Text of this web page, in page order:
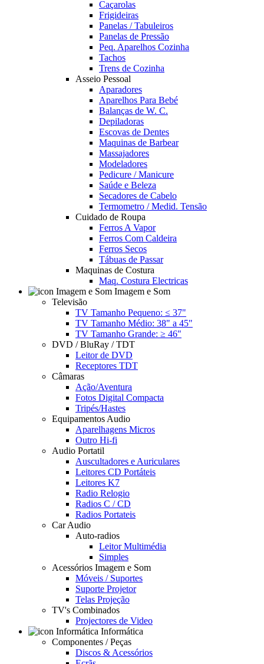
Caçarolas
Frigideiras
Panelas / Tabuleiros
Panelas de Pressão
Peq. Aparelhos Cozinha
Tachos
Trens de Cozinha
Asseio Pessoal
Aparadores
Aparelhos Para Bebé
Balanças de W. C.
Depiladoras
Escovas de Dentes
Maquinas de Barbear
Massajadores
Modeladores
Pedicure / Manicure
Saúde e Beleza
Secadores de Cabelo
Termometro / Medid. Tensão
Cuidado de Roupa
Ferros A Vapor
Ferros Com Caldeira
Ferros Secos
Tábuas de Passar
Maquinas de Costura
Maq. Costura Electricas
Imagem e Som
Televisão
TV Tamanho Pequeno: ≤ 37"
TV Tamanho Médio: 38" a 45"
TV Tamanho Grande: ≥ 46"
DVD / BluRay / TDT
Leitor de DVD
Receptores TDT
Câmaras
Ação/Aventura
Fotos Digital Compacta
Tripés/Hastes
Equipamentos Audio
Aparelhagens Micros
Outro Hi-fi
Audio Portatil
Auscultadores e Auriculares
Leitores CD Portáteis
Leitores K7
Radio Relogio
Radios C / CD
Radios Portateis
Car Audio
Auto-radios
Leitor Multimédia
Simples
Acessórios Imagem e Som
Móveis / Suportes
Suporte Projetor
Telas Projeção
TV's Combinados
Projectores de Video
Informática
Componentes / Peças
Discos & Acessórios